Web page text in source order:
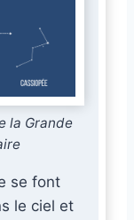
la Grande
se font
le ciel et